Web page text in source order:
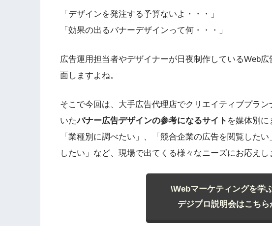
「デザインを発注する予算ないよ・・・」
「効果の出るバナーデザインって何・・・」
広告運用担当者やデザイナーが日夜制作しているWeb
面しますよね。
そこで今回は、大手広告代理店でクリエイティブプラ
いたバナー広告デザインの参考になるサイト を媒体別に
「業種別に調べたい」、「競合企業の広告を閲覧した
したい」など、現場で出てくる様々なニーズにお応えし
\Webマーケティングを学
デジプロ説明会はこちら